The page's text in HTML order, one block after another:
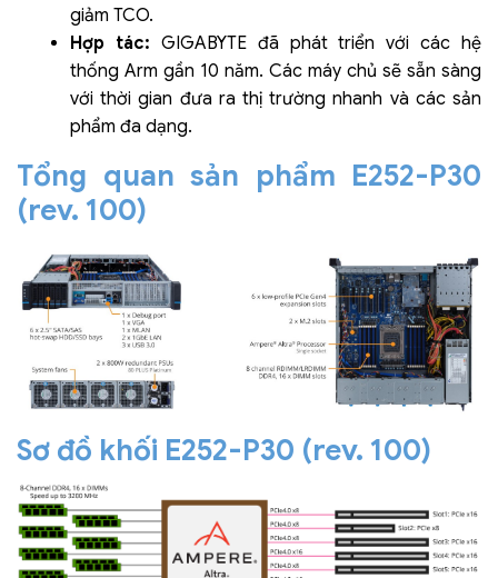
giảm TCO.
Hợp tác: GIGABYTE đã phát triển với các hệ
thống Arm gần 10 năm. Các máy chủ sẽ sẵn sàng
với thời gian đưa ra thị trường nhanh và các sản
phẩm đa dạng.
Tổng quan sản phẩm E252-P30
(rev. 100)
Sơ đồ khối E252-P30 (rev. 100)